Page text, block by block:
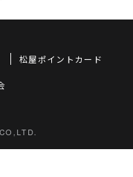
松屋ポイントカード